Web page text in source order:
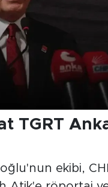
TGRT
ekibi,